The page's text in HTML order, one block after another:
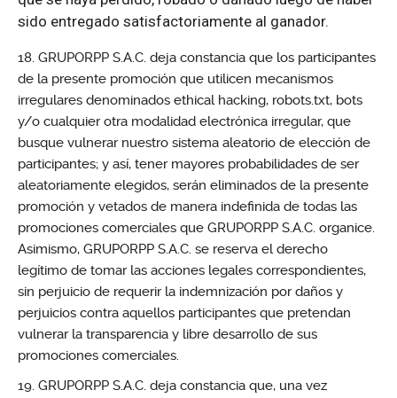
sido entregado satisfactoriamente al ganador.
GRUPORPP S.A.C. deja constancia que los participantes
de la presente promoción que utilicen mecanismos
irregulares denominados ethical hacking, robots.txt, bots
y/o cualquier otra modalidad electrónica irregular, que
busque vulnerar nuestro sistema aleatorio de elección de
participantes; y así, tener mayores probabilidades de ser
aleatoriamente elegidos, serán eliminados de la presente
promoción y vetados de manera indefinida de todas las
promociones comerciales que GRUPORPP S.A.C. organice.
Asimismo, GRUPORPP S.A.C. se reserva el derecho
legítimo de tomar las acciones legales correspondientes,
sin perjuicio de requerir la indemnización por daños y
perjuicios contra aquellos participantes que pretendan
vulnerar la transparencia y libre desarrollo de sus
promociones comerciales.
GRUPORPP S.A.C. deja constancia que, una vez